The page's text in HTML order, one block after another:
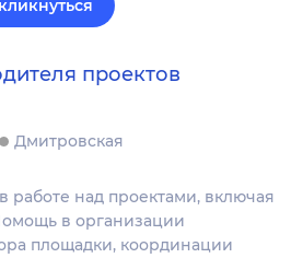
проектов
Дмитровская
работе над проектами, включая
в организации
площадки, координации